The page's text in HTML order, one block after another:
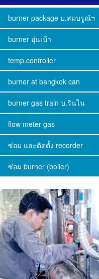
burner package บ.สมบรูณ์ฯ
burner อุ่นเบ้า
temp.controller
burner at bangkok can
burner gas train บ.รินไน
flow meter gas
ซ่อม และติดตั้ง recorder
ซ่อม burner (boiler)